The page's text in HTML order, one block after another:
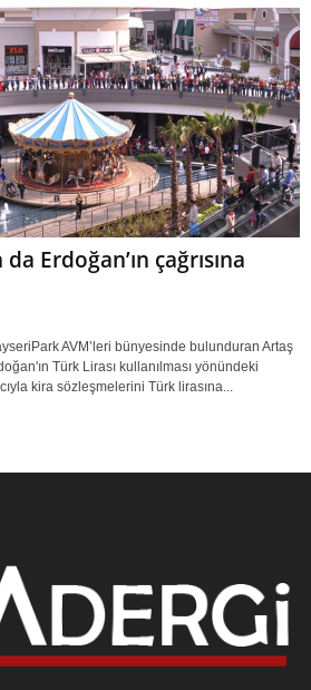
Erdoğan’ın çağrısına
AVM’leri bünyesinde bulunduran Artaş
Türk Lirası kullanılması yönündeki
kira sözleşmelerini Türk lirasına...